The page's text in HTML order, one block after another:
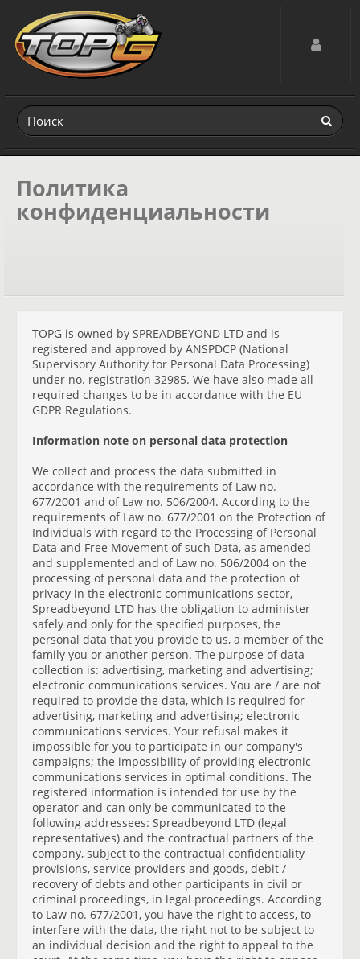
Toggle
Политика
конфиденциальности
TOPG is owned by SPREADBEYOND LTD and is
registered and approved by ANSPDCP (National
Supervisory Authority for Personal Data Processing)
under no. registration 32985. We have also made all
required changes to be in accordance with the EU
GDPR Regulations.
Information note on personal data protection
We collect and process the data submitted in
accordance with the requirements of Law no.
677/2001 and of Law no. 506/2004. According to the
requirements of Law no. 677/2001 on the Protection of
Individuals with regard to the Processing of Personal
Data and Free Movement of such Data, as amended
and supplemented and of Law no. 506/2004 on the
processing of personal data and the protection of
privacy in the electronic communications sector,
Spreadbeyond LTD has the obligation to administer
safely and only for the specified purposes, the
personal data that you provide to us, a member of the
family you or another person. The purpose of data
collection is: advertising, marketing and advertising;
electronic communications services. You are / are not
required to provide the data, which is required for
advertising, marketing and advertising; electronic
communications services. Your refusal makes it
impossible for you to participate in our company's
campaigns; the impossibility of providing electronic
communications services in optimal conditions. The
registered information is intended for use by the
operator and can only be communicated to the
following addressees: Spreadbeyond LTD (legal
representatives) and the contractual partners of the
company, subject to the contractual confidentiality
provisions, service providers and goods, debit /
recovery of debts and other participants in civil or
criminal proceedings, in legal proceedings. According
to Law no. 677/2001, you have the right to access, to
interfere with the data, the right not to be subject to
an individual decision and the right to appeal to the